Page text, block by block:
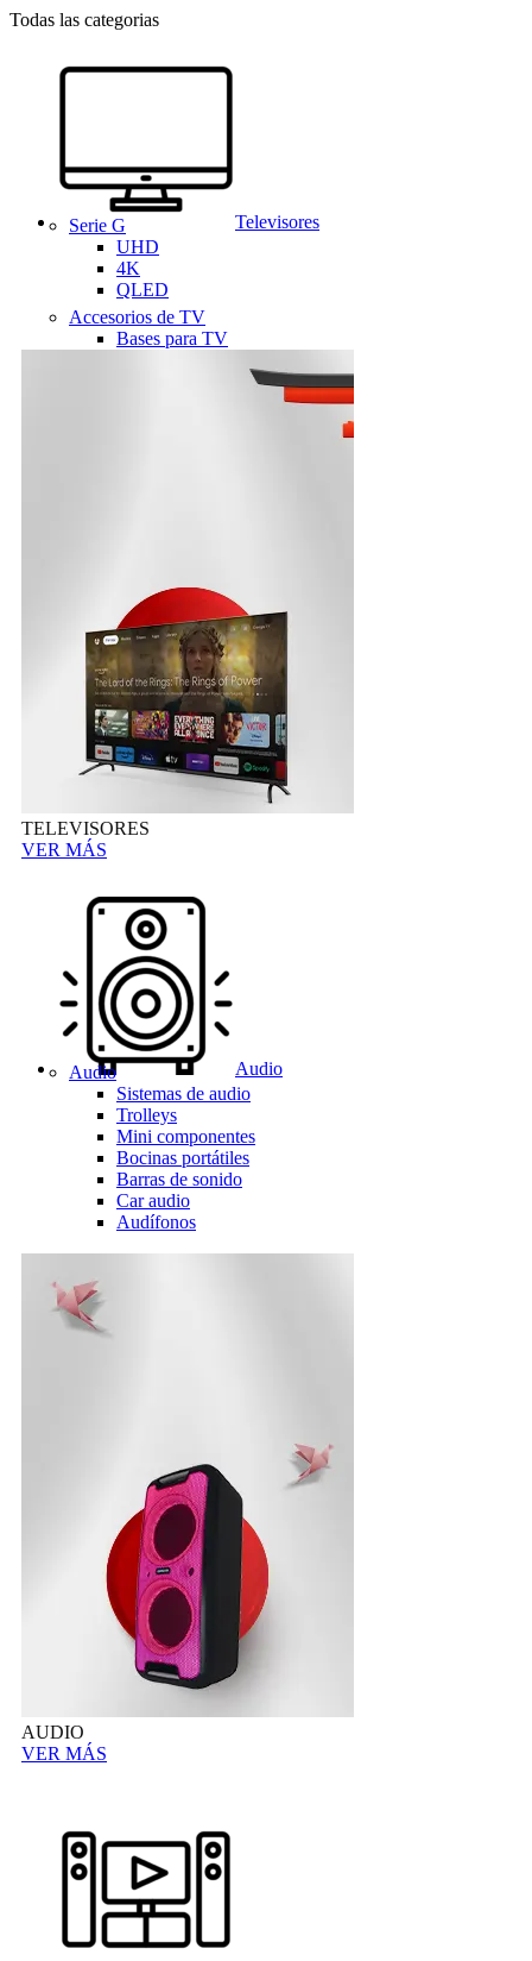
Todas las categorias
Televisores
Serie G
UHD
4K
QLED
Accesorios de TV
Bases para TV
TELEVISORES
VER MÁS
Audio
Audio
Sistemas de audio
Trolleys
Mini componentes
Bocinas portátiles
Barras de sonido
Car audio
Audífonos
AUDIO
VER MÁS